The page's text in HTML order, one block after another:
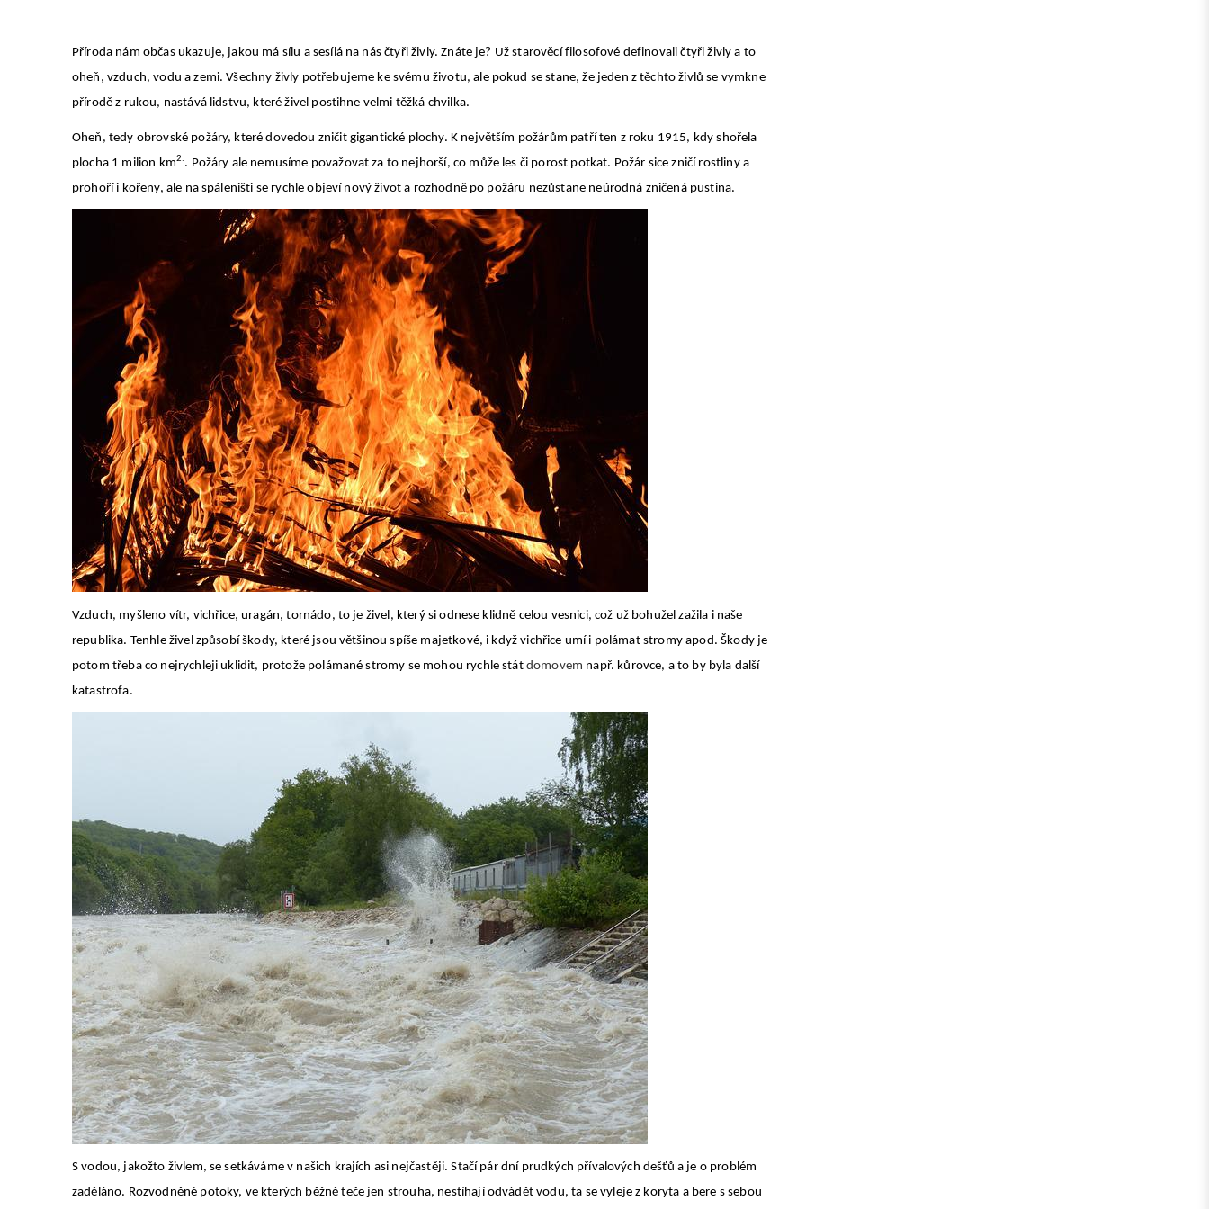
Příroda nám občas ukazuje, jakou má sílu a sesílá na nás čtyři živly. Znáte je? Už starověcí filosofové definovali čtyři živly a to
oheň, vzduch, vodu a zemi. Všechny živly potřebujeme ke svému životu, ale pokud se stane, že jeden z těchto živlů se vymkne
přírodě z rukou, nastává lidstvu, které živel postihne velmi těžká chvilka.
Oheň, tedy obrovské požáry, které dovedou zničit gigantické plochy. K největším požárům patří ten z roku 1915, kdy shořela
plocha 1 milion km2.. Požáry ale nemusíme považovat za to nejhorší, co může les či porost potkat. Požár sice zničí rostliny a
prohoří i kořeny, ale na spáleništi se rychle objeví nový život a rozhodně po požáru nezůstane neúrodná zničená pustina.
Vzduch, myšleno vítr, vichřice, uragán, tornádo, to je živel, který si odnese klidně celou vesnici, což už bohužel zažila i naše
republika. Tenhle živel způsobí škody, které jsou většinou spíše majetkové, i když vichřice umí i polámat stromy apod. Škody je
potom třeba co nejrychleji uklidit, protože polámané stromy se mohou rychle státdomovem např. kůrovce, a to by byla další
katastrofa.
S vodou, jakožto živlem, se setkáváme v našich krajích asi nejčastěji. Stačí pár dní prudkých přívalových dešťů a je o problém
zaděláno. Rozvodněné potoky, ve kterých běžně teče jen strouha, nestíhají odvádět vodu, ta se vyleje z koryta a bere s sebou